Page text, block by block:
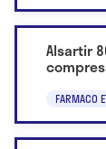
Alsartir
FARMACO